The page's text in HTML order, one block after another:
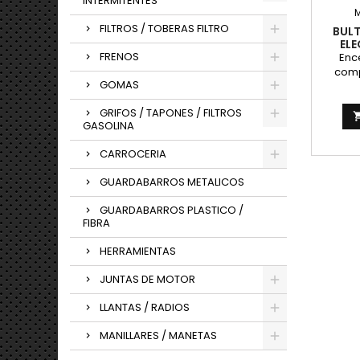
FILTROS / TOBERAS FILTRO
FRENOS
GOMAS
GRIFOS / TAPONES / FILTROS
GASOLINA
CARROCERIA
GUARDABARROS METALICOS
GUARDABARROS PLASTICO /
FIBRA
HERRAMIENTAS
JUNTAS DE MOTOR
LLANTAS / RADIOS
MANILLARES / MANETAS
que